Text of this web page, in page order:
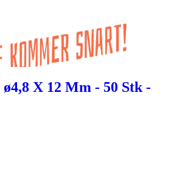
X 12 Mm - 50 Stk -